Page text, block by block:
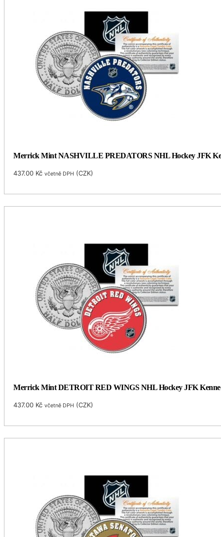
Merrick Mint NASHVILLE PREDATORS NHL Hockey JFK
437.00 Kč včetně DPH (CZK)
Merrick Mint DETROIT RED WINGS NHL Hockey JFK
437.00 Kč včetně DPH (CZK)